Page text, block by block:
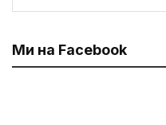
Ми на Facebook